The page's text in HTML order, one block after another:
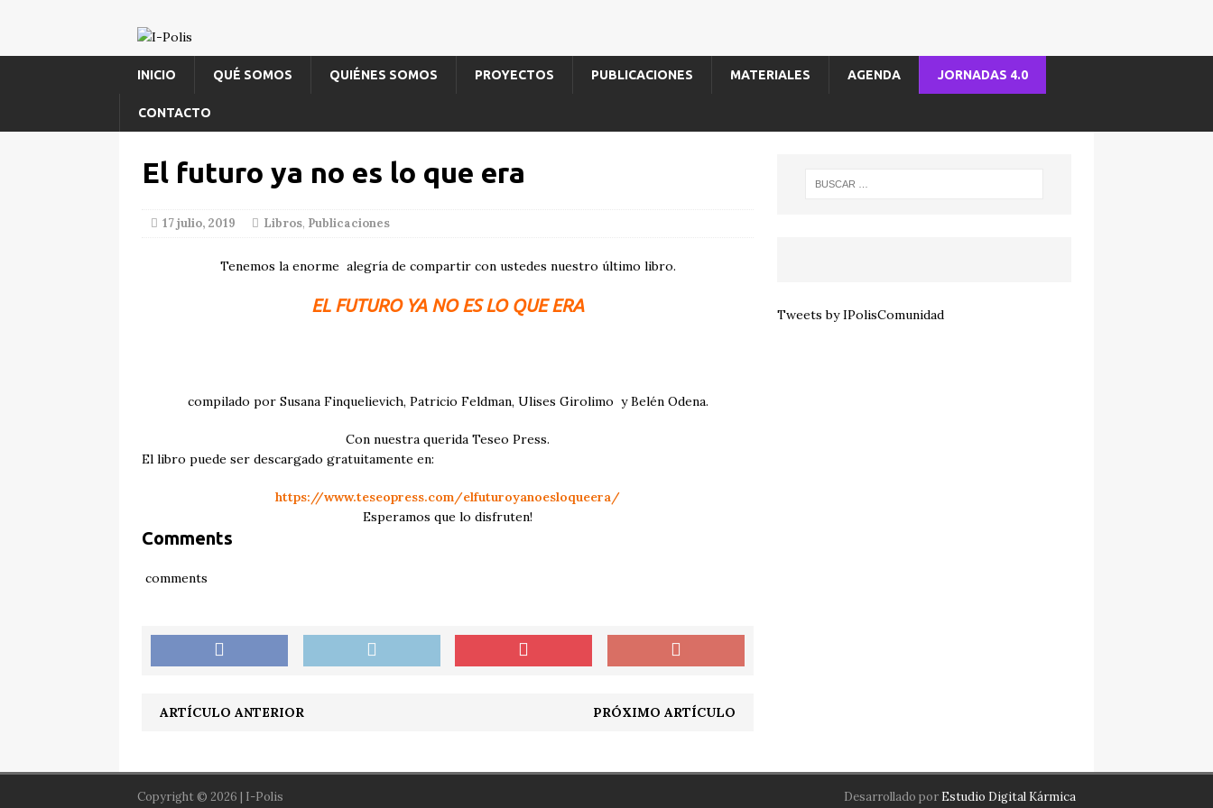
INICIO QUÉ SOMOS QUIÉNES SOMOS PROYECTOS PUBLICACIONES MATERIALES AGENDA JORNADAS 4.0
CONTACTO
El futuro ya no es lo que era
17 julio, 2019 Libros, Publicaciones
Tenemos la enorme alegría de compartir con ustedes nuestro último libro.
EL FUTURO YA NO ESLO QUE ERA
compilado por Susana Finquelievich, Patricio Feldman, Ulises Girolimo y Belén Odena.
Con nuestra querida Teseo Press.
El libro puede ser descargado gratuitamente en:
https://www.teseopress.com/elfuturoyanoesloqueera/
Esperamos que lo disfruten!
Comments
comments
ARTÍCULO ANTERIOR PRÓXIMO ARTÍCULO
Tweets by IPolisComunidad
Copyright © 2026 | I-Polis Desarrollado por Estudio Digital Kármica